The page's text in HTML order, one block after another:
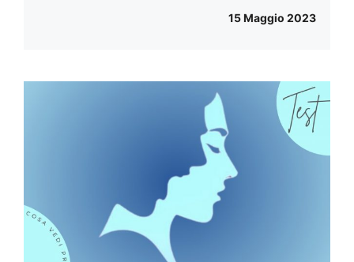
15 Maggio 2023